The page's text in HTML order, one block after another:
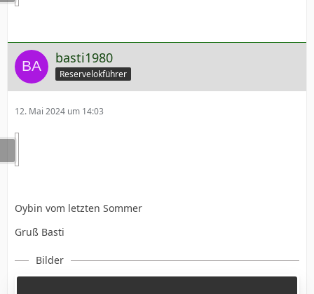
basti1980
Reservelokführer
12. Mai 2024 um 14:03
Oybin vom letzten Sommer
Gruß Basti
Bilder